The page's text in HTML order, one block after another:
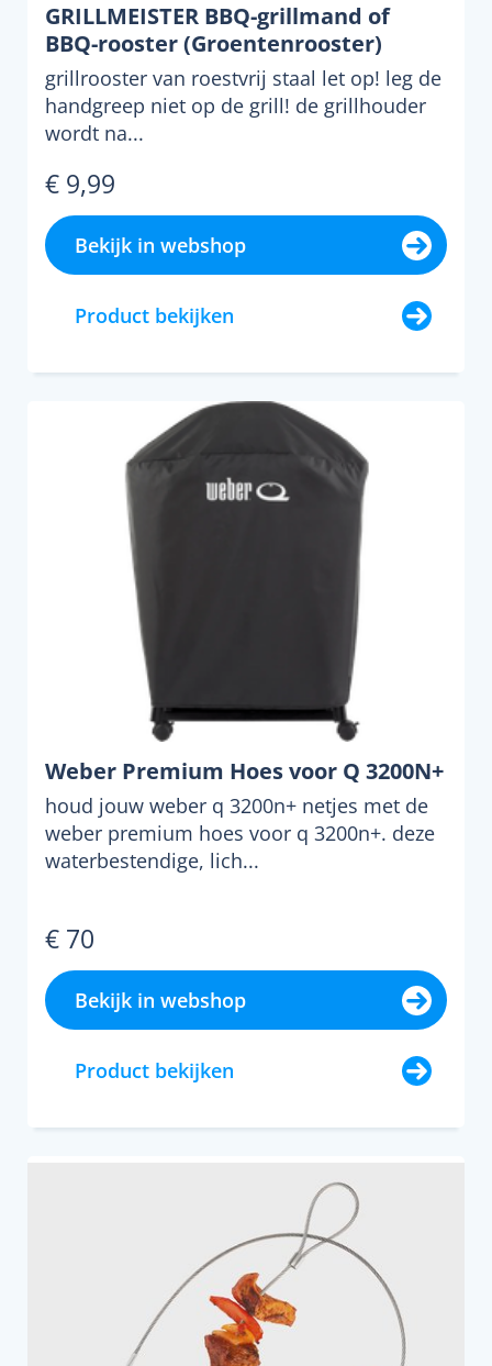
GRILLMEISTER BBQ-grillmand of
BBQ-rooster (Groentenrooster)
grillrooster van roestvrij staal let op! leg de
handgreep niet op de grill! de grillhouder
wordt na...
€ 9,99
Bekijk in webshop
Product bekijken
Weber Premium Hoes voor Q 3200N+
houd jouw weber q 3200n+ netjes met de
weber premium hoes voor q 3200n+. deze
waterbestendige, lich...
€ 70
Bekijk in webshop
Product bekijken